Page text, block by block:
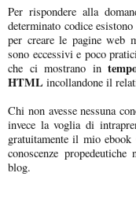
Per rispondere alla
determinato codice
per creare le pagine web
sono eccessivi e poco
che ci mostrano in
HTML incollandone il
Chi non avesse nessuna
invece la voglia di
gratuitamente il mio ebook
conoscenze
blog.